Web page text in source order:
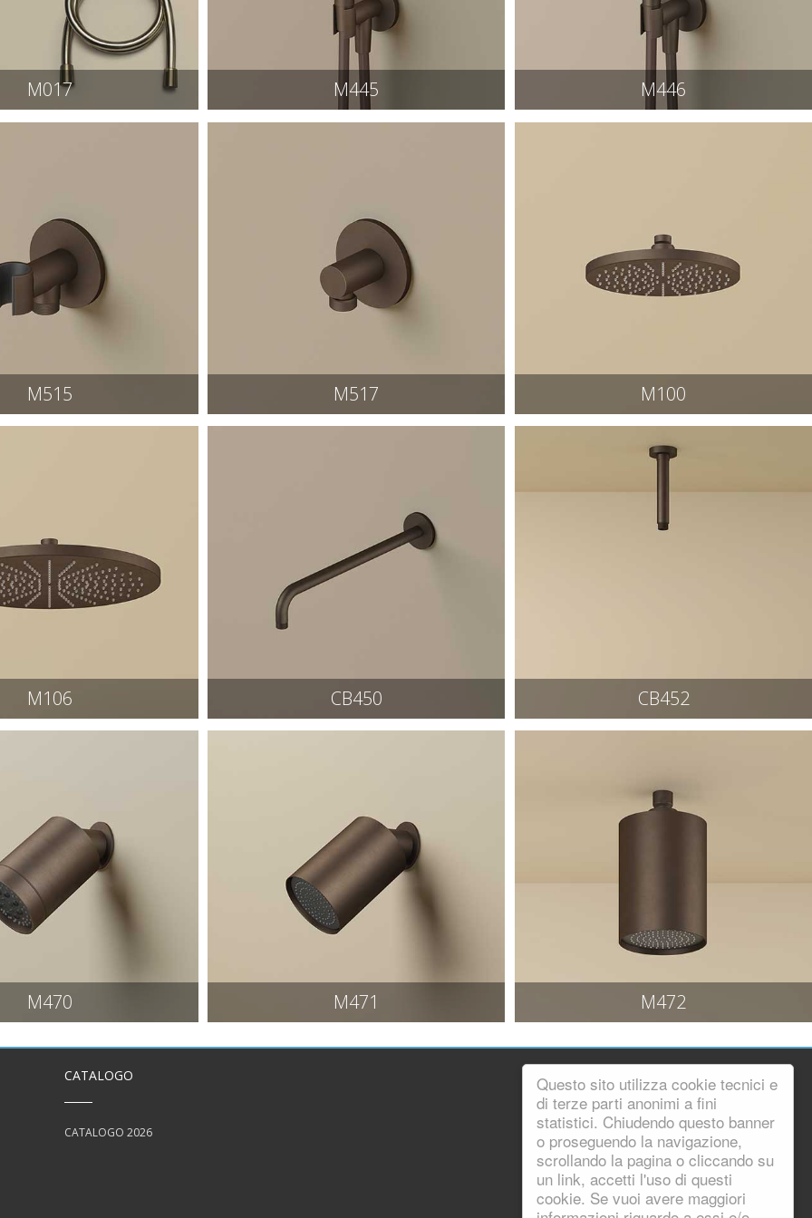
Questo sito utilizza cookie tecnici e
di terze parti anonimi a fini
statistici. Chiudendo questo banner
o proseguendo la navigazione,
scrollando la pagina o cliccando su
un link, accetti l'uso di questi
cookie. Se vuoi avere maggiori
M017 M445 M446
M515 M517 M100
M106 CB450 CB452
M470 M471 M472
CATALOGO
CATALOGO 2026